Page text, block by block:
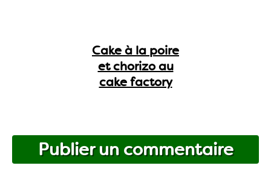
Cake à la poire
et chorizo au
cake factory
Publier un commentaire